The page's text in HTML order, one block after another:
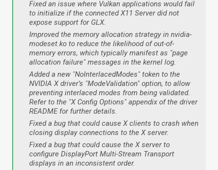
Fixed an issue where Vulkan applications would fail
to initialize if the connected X11 Server did not
expose support for GLX.
Improved the memory allocation strategy in nvidia-
modeset.ko to reduce the likelihood of out-of-
memory errors, which typically manifest as "page
allocation failure" messages in the kernel log.
Added a new "NoInterlacedModes" token to the
NVIDIA X driver’s "ModeValidation" option, to allow
preventing interlaced modes from being validated.
Refer to the "X Config Options" appendix of the driver
README for further details.
Fixed a bug that could cause X clients to crash when
closing display connections to the X server.
Fixed a bug that could cause the X server to
configure DisplayPort Multi-Stream Transport
displays in an inconsistent order.